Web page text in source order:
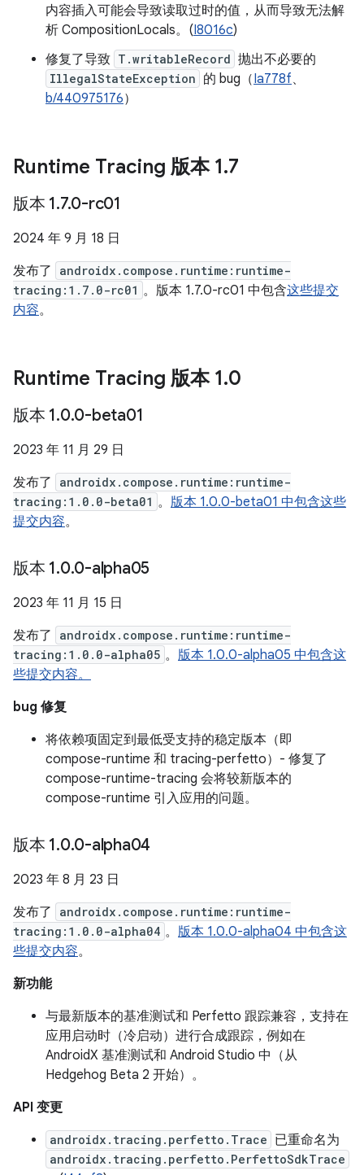
内容插入可能会导致读取过时的值，从而导致无法解
析 CompositionLocals。(I8016c)
修复了导致 T.writableRecord 抛出不必要的
IllegalStateException 的 bug（Ia778f、
b/440975176）
Runtime Tracing 版本 1.7
版本 1.7.0-rc01
2024 年 9 月 18 日
发布了
androidx.compose.runtime:runtime-
tracing:1.7.0-rc01 。版本 1.7.0-rc01 中包含这些提交
内容。
Runtime Tracing 版本 1.0
版本 1.0.0-beta01
2023 年 11 月 29 日
发布了
androidx.compose.runtime:runtime-
tracing:1.0.0-beta01 。 版本 1.0.0-beta01 中包含这些
提交内容。
版本 1.0.0-alpha05
2023 年 11 月 15 日
发布了
androidx.compose.runtime:runtime-
tracing:1.0.0-alpha05 。 版本 1.0.0-alpha05 中包含这
些提交内容。
bug 修复
将依赖项固定到最低受支持的稳定版本（即
compose-runtime 和 tracing-perfetto）- 修复了
compose-runtime-tracing 会将较新版本的
compose-runtime 引入应用的问题。
版本 1.0.0-alpha04
2023 年 8 月 23 日
发布了
androidx.compose.runtime:runtime-
tracing:1.0.0-alpha04 。 版本 1.0.0-alpha04 中包含这
些提交内容。
新功能
与最新版本的基准测试和 Perfetto 跟踪兼容，支持在
应用启动时（冷启动）进行合成跟踪，例如在
AndroidX 基准测试和 Android Studio 中（从
Hedgehog Beta 2 开始）。
API 变更
androidx.tracing.perfetto.Trace 已重命名为
androidx.tracing.perfetto.PerfettoSdkTrace